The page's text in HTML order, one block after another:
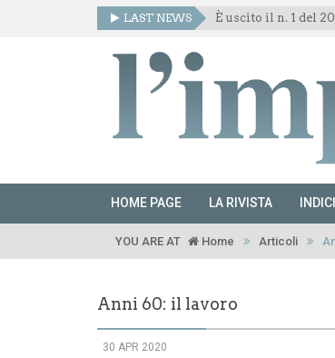
LAST NEWS È uscito il n. 1 del
HOME PAGE LA RIVISTA INDICI
YOU ARE AT Home Articoli
Anni 60: il lavoro
30 APR 2020